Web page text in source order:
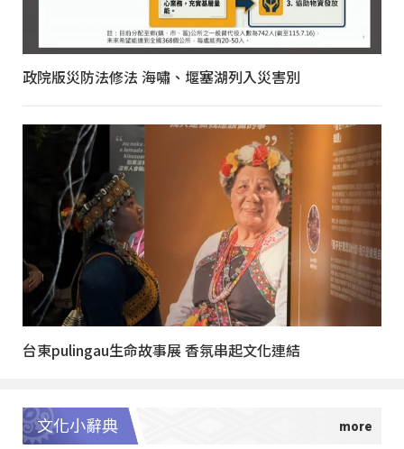
政院版災防法修法 海嘯、堰塞湖列入災害別
台東pulingau生命故事展 香氛串起文化連結
文化小辭典